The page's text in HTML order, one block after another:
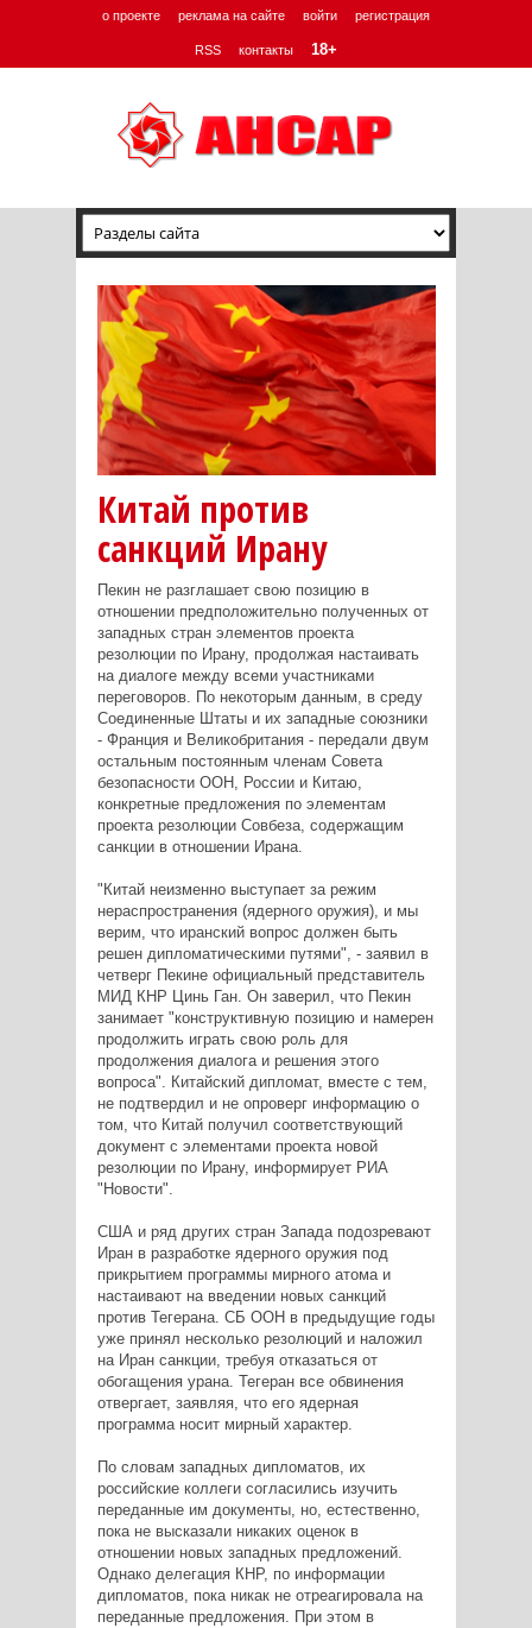
о проекте реклама на сайте войти регистрация
RSS контакты 18+
Китай против
санкций Ирану
Пекин не разглашает свою позицию в
отношении предположительно полученных от
западных стран элементов проекта
резолюции по Ирану, продолжая настаивать
на диалоге между всеми участниками
переговоров. По некоторым данным, в среду
Соединенные Штаты и их западные союзники
- Франция и Великобритания - передали двум
остальным постоянным членам Совета
безопасности ООН, России и Китаю,
конкретные предложения по элементам
проекта резолюции Совбеза, содержащим
санкции в отношении Ирана.
"Китай неизменно выступает за режим
нераспространения (ядерного оружия), и мы
верим, что иранский вопрос должен быть
решен дипломатическими путями", - заявил в
четверг Пекине официальный представитель
МИД КНР Цинь Ган. Он заверил, что Пекин
занимает "конструктивную позицию и намерен
продолжить играть свою роль для
продолжения диалога и решения этого
вопроса". Китайский дипломат, вместе с тем,
не подтвердил и не опроверг информацию о
том, что Китай получил соответствующий
документ с элементами проекта новой
резолюции по Ирану, информирует РИА
"Новости".
США и ряд других стран Запада подозревают
Иран в разработке ядерного оружия под
прикрытием программы мирного атома и
настаивают на введении новых санкций
против Тегерана. СБ ООН в предыдущие годы
уже принял несколько резолюций и наложил
на Иран санкции, требуя отказаться от
обогащения урана. Тегеран все обвинения
отвергает, заявляя, что его ядерная
программа носит мирный характер.
По словам западных дипломатов, их
российские коллеги согласились изучить
переданные им документы, но, естественно,
пока не высказали никаких оценок в
отношении новых западных предложений.
Однако делегация КНР, по информации
дипломатов, пока никак не отреагировала на
переданные предложения. При этом в